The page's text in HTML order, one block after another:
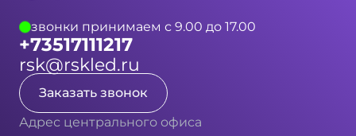
звонки принимаем с 9.00 до 17.00
+73517111217
rsk@rskled.ru
Заказать звонок
Адрес центрального офиса